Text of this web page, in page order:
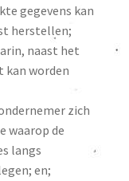
gegevens kan
herstellen;
naast het
kan worden
zich
waarop de
langs
en;